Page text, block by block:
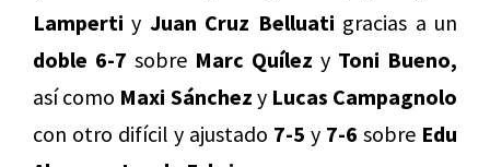
Lamperti y Juan Cruz Belluati gracias a un
doble 6-7 sobre Marc Quílez y Toni Bueno,
así como Maxi Sánchez y Lucas Campagnolo
con otro difícil y ajustado 7-5 y 7-6 sobre Edu